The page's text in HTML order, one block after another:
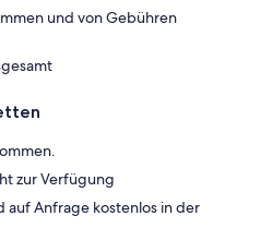
und von Gebühren
zur Verfügung
Anfrage kostenlos in der